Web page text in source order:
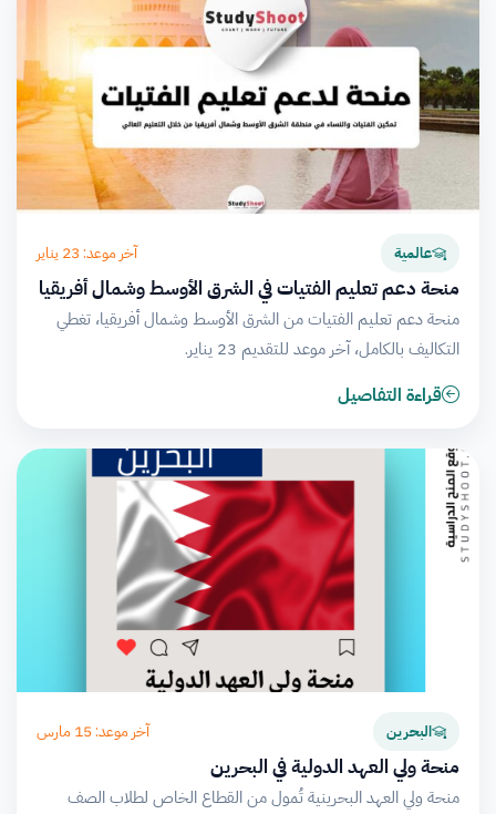
عالمية آخر موعد: 23 يناير
منحة دعم تعليم الفتيات في الشرق الأوسط وشمال أفريقيا
منحة دعم تعليم الفتيات من الشرق الأوسط وشمال أفريقيا، تغطي
التكاليف بالكامل، آخر موعد للتقديم 23 يناير.
قراءة التفاصيل
البحرين آخر موعد: 15 مارس
منحة ولي العهد الدولية في البحرين
منحة ولي العهد البحرينية تُمول من القطاع الخاص لطلاب الصف